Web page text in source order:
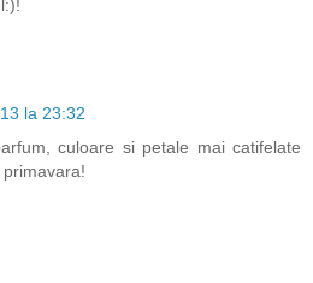
la 23:32
culoare si petale mai catifelate